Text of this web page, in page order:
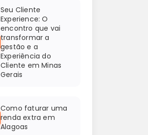
Seu Cliente
Experience: O
encontro que vai
transformar a
gestão e a
Experiência do
Cliente em Minas
Gerais
Como faturar uma
renda extra em
Alagoas